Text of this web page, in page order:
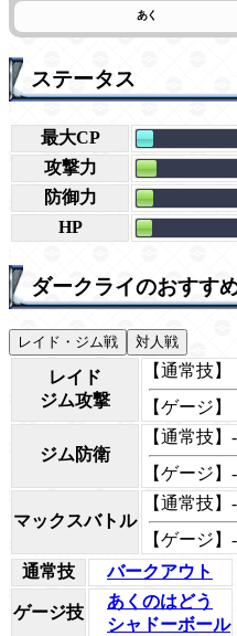
あく
ステータス
最大CP
攻撃力
防御力
HP
ダークライのおすす
レイド・ジム戦 対人戦
レイド
ジム攻撃
【通常技】
【ゲージ】
ジム防衛
【通常技】-
【ゲージ】-
マックスバトル
【通常技】-
【ゲージ】-
通常技
バークアウト
ゲージ技
あくのはどう
シャドーボール